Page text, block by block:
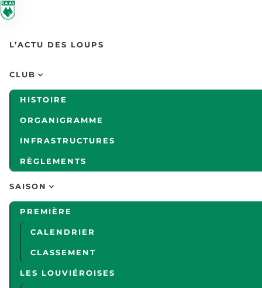
Skip to main content
L’ACTU DES LOUPS
CLUB
HISTOIRE
ORGANIGRAMME
INFRASTRUCTURES
RÈGLEMENTS
SAISON
PREMIÈRE
CALENDRIER
CLASSEMENT
LES LOUVIÉROISES